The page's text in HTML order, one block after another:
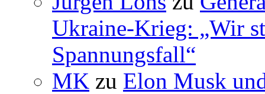
Ukraine-Krieg: „Wir
Spannungsfall“
MK zu Elon Musk